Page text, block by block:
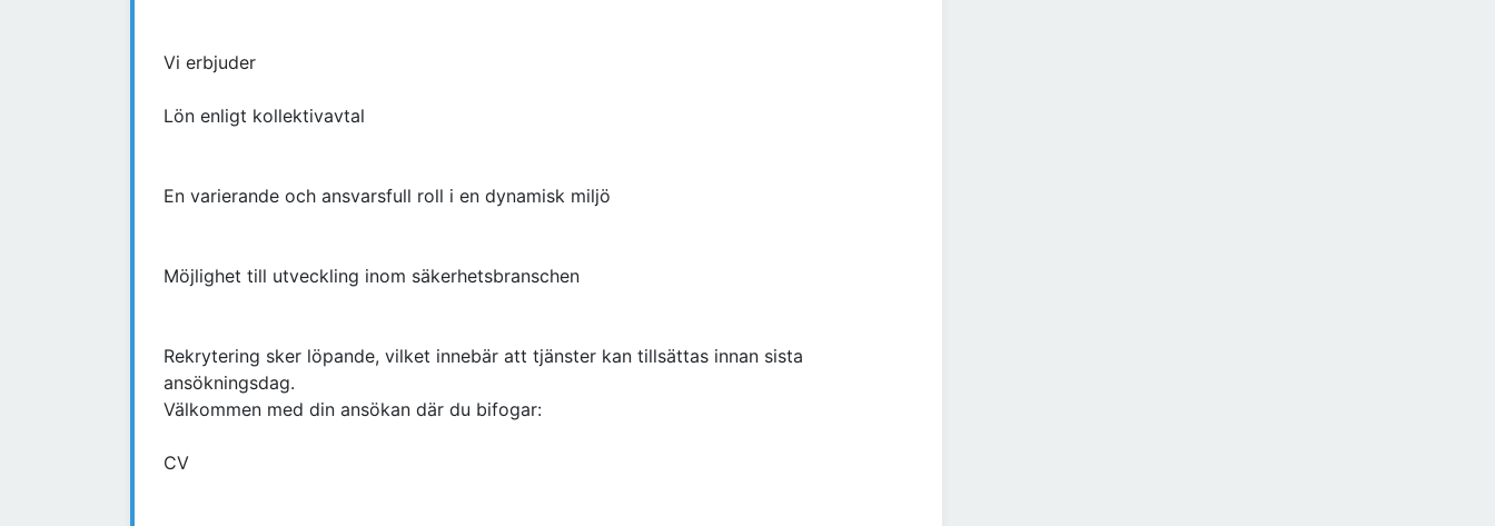
Vi erbjuder
Lön enligt kollektivavtal
En varierande och ansvarsfull roll i en dynamisk miljö
Möjlighet till utveckling inom säkerhetsbranschen
Rekrytering sker löpande, vilket innebär att tjänster kan tillsättas innan sista
ansökningsdag.
Välkommen med din ansökan där du bifogar:
CV